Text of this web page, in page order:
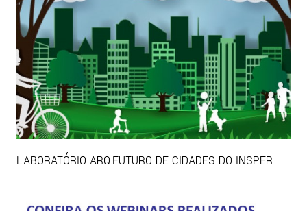
LABORATÓRIO ARQ.FUTURO DE CIDADES DO INSPER